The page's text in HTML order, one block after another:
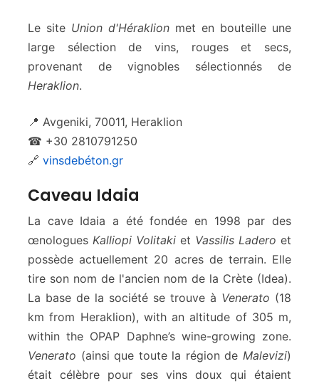
Le site Union d'Héraklion met en bouteille une
large sélection de vins, rouges et secs,
provenant de vignobles sélectionnés de
Heraklion.
📍 Avgeniki, 70011, Heraklion
☎ +30 2810791250
🔗 vinsdebéton.gr
Caveau Idaia
La cave Idaia a été fondée en 1998 par des
œnologues Kalliopi Volitaki et Vassilis Ladero et
possède actuellement 20 acres de terrain. Elle
tire son nom de l'ancien nom de la Crète (Idea).
La base de la société se trouve à Venerato (18
km from Heraklion), with an altitude of 305 m,
within the OPAP Daphne’s wine-growing zone.
Venerato (ainsi que toute la région de Malevizi)
était célèbre pour ses vins doux qui étaient